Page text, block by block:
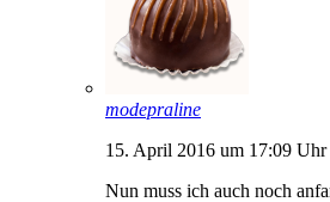
modepraline
15. April 2016 um 17:09 Uhr
Nun muss ich auch noch